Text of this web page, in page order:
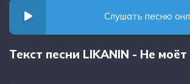
Слушать песню
Текст песни LIKANIN - Не моёт